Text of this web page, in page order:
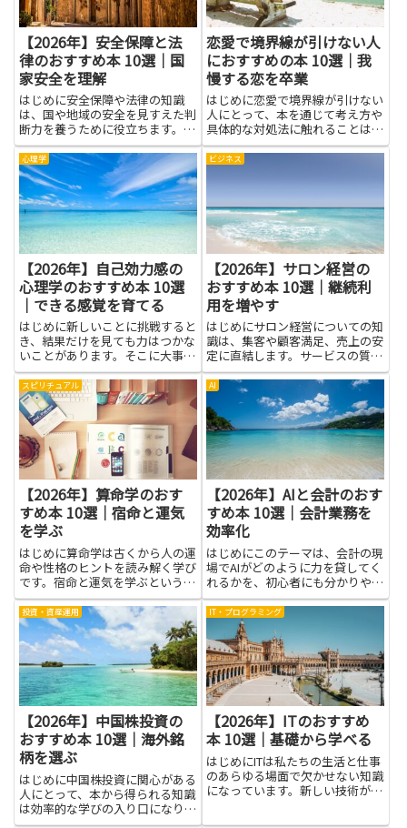
【2026年】安全保障と法
律のおすすめ本 10選｜国
家安全を理解
はじめに安全保障や法律の知識
は、国や地域の安全を見すえた判
断力を養うために役立ちます。安
全保障の基本概念やリスク評価の
方法、国際関係の文脈での政策立
案プロセスを学ぶことで、複雑な
問題を整理しやすくなります。ま
た、法律の視点を取り入れると、
権...
恋愛で境界線が引けない人
におすすめの本 10選｜我
慢する恋を卒業
はじめに恋愛で境界線が引けない
人にとって、本を通じて考え方や
具体的な対処法に触れることは大
きな助けになります。境界線とい
う言葉が示すように、自分の感情
ば、我慢する恋を卒業するための
の...
心理学
【2026年】自己効力感の
心理学のおすすめ本 10選
｜できる感覚を育てる
はじめに新しいことに挑戦すると
き、結果だけを見ても力はつかな
いことがあります。そこに大事な
のが、自分にはできるという気持
ち、つまり自己効力感の心理学で
す。人はその感覚があるとき、難
しい課題にも前向きに取り組み、
失敗してもくじけにくくなりま
す...
ビジネス
【2026年】サロン経営の
おすすめ本 10選｜継続利
用を増やす
はじめにサロン経営についての知
識は、集客や顧客満足、売上の安
定に直結します。サービスの質を
高める方法やスタッフ教育、価格
設定、予約管理といった実務面の
改善は、継続利用を増やすために
欠かせません。本を読むことで理
論や成功事例、具体的な手法を
効...
スピリチュアル
【2026年】算命学のおす
すめ本 10選｜宿命と運気
を学ぶ
はじめに算命学は古くから人の運
命や性格のヒントを読み解く学び
です。宿命と運気を学ぶという視
点は、自分の強みや弱みを知る手
がかりになり、日々の選択を少し
丁寧に考えるきっかけになりま
す。難しそうに見えるかもしれま
せんが、基本は自分の生活や人間
関...
AI
【2026年】AIと会計のおす
すめ本 10選｜会計業務を
効率化
はじめにこのテーマは、会計の現
場でAIがどのように力を貸してく
れるかを、初心者にも分かりやす
く説明します。AIと会計の組み合
わせは、日々のルーティン作業を
自動化し、データの整理・取り出
しを速く正確にします。経費処理
や仕訳のチェック、請求書の...
投資・資産運用
【2026年】中国株投資の
おすすめ本 10選｜海外銘
柄を選ぶ
はじめに中国株投資に関心がある
人にとって、本から得られる知識
は効率的な学びの入り口になりま
す。海外銘柄を選ぶための基礎知
IT・プログラミング
【2026年】ITのおすすめ
本 10選｜基礎から学べる
はじめにITは私たちの生活と仕事
のあらゆる場面で欠かせない知識
になっています。新しい技術が生